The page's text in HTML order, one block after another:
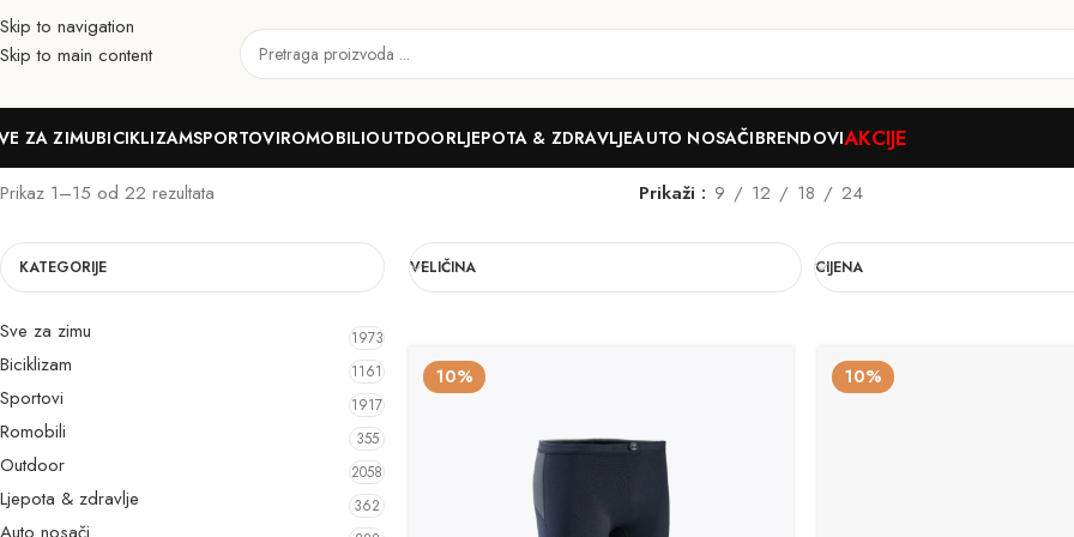
Skip to navigation
Skip to main content
ZA ZIMUBICIKLIZAMSPORTOVIROMOBILIOUTDOORLJEPOTA & ZDRAVLJEAUTO NOSAČIBRENDOVIAKCIJE
Muškarci
Prikaz 1–15 od 22 rezultata Prikaži 9 12 18 24
KATEGORIJE
Sve za zimu 1973
Biciklizam 1161
Sportovi 1917
Romobili 355
Outdoor 2058
Ljepota & zdravlje 362
VELIČINA CIJENA
10% 10%